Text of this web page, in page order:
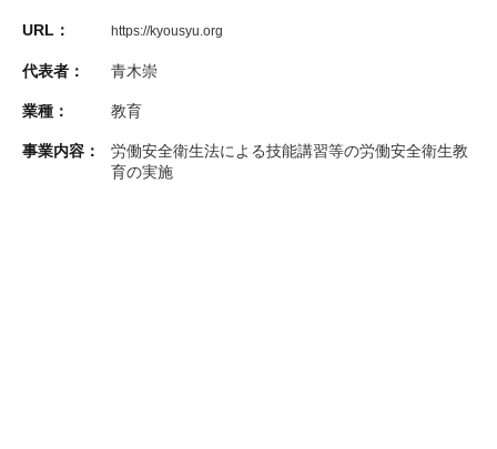
URL： https://kyousyu.org
代表者： 青木崇
業種： 教育
事業内容：
労働安全衛生法による技能講習等の労働安全衛生教
育の実施